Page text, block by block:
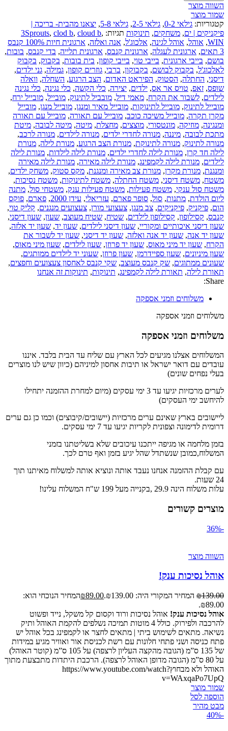
השווה מוצר
שמור מוצר
קטגוריות: גילאי 0-2 , גילאי 2-5 , גילאי 5-8 , יצאנו מהבית- בריכה |
פיקניקים | ים, משחקים, תינוקות תגיות: 3Sprouts, clod b, cloud b,
WIN
, אוהל, אוהל לגינה, אלכוג'ל, אנה ואלזה,
ארגונית חיות 100% קנבס
3 תאים
, ארגונית לעגלה, ארגונית קנבס, ארגונית תלייה, בדי קנבס, בובות,
בושם, בייבי ארגונית, בייבי טוי, בייבי קופון, בית בובות, בקבוק, בקבוק
לאלכוג'ל, בקבוק לבושם, בקבוקון, ברבי, גוזרים קופון, גמילה, גני ילדים,
דיסני, החתלה, הסטוק, הפיראט האדום, הצב הרגוע, השחלה, וואלה
שופס, זאפ, טויס אר אס, ילדים, יצירה, כלי הקשה, כלי נגינה, כלי נגינה
לילדים, לשבור את הקרח, מאמי דיל, מובביל לתינוק, מובייל, מובייל ירח,
מובייל לתינוק, מובייל לתינוקות, מובייל מאיר ומנגן, מובייל מנגן, מובייל
מקרן תקרה, מובייל משיכה כוכב, מובייל עם תאורה, מובייל עם תאורה
ומנגינה, מוזיקה, מונטסורי, מוצצים, מחצלת, מיטה, מיטה לבובה, מיטת
מתכת לבובה, מיננה, מנורה לחדרי ילדים, מנורה לילדים, מנורה לרכב,
מנורה לתינוק, מנורה לתינוקת, מנורת הצב הרגוע, מנורת לילה, מנורת
לילה חד קרן, מנורת לילה לחדרי ילדים, מנורת לילה לילדות, מנורת לילה
לילדים, מנורת לילה לקמפינג, מנורת לילה מאירה, מנורת לילה מאירה
ומנגנת, מנורת מקרן, מנורת צב מאירה ומנגנת, מקס סטוק, משחק ילדים,
משטח, משטח דיסני, משטח החתלה, משטח לתינוקות, משטח נסיכות,
משטח סול ענקי, משטח פעילות, משטח פעילות ענק, משטחי סול, מתנה
ליום הולדת, מתנות, סול, סופר פארם, עזריאלי, עידן 2000 , פארם, פוקס
הום, פיקניק, פיקניקים, צב מנגן, צעצועי מורן, צעצועים מנגנים, קליק טוי,
קנבס, קסילופון, קסילופון לילדים, שטיח, שטיח מעוצב, שעון, שעון דיסני,
שעון דיסני איכותיים ומקוריי, שעון דיסני לילדים, שעון יד, שעון יד אלזה,
שעון יד אנה, שעון יד אנה ואלזה, שעון יד דיסני, שעון יד לשבור את
הקרח, שעון יד מיני מאוס, שעון יד פרוזן, שעון לילדים, שעון מיני מאוס,
שעון מיניונים, שעון ספיידרמן, שעון פרוזן, שעוני יד לילדים ממותגים,
שעונים ממתוגים, שק קנבס מעוצב, שקי קנבס לאחסון צעצועים וחפצים,
תאורת לילה, תאורת לילה לקמפינג, תינוקות, תינוקות זה אנחנו
Share:
משלוחים וזמני אספקה
משלוחים וזמני אספקה
משלוחים וזמני אספקה
המשלוחים אצלנו מגיעים לכל הארץ עם שליח עד הבית בלבד. איננו
עובדים עם דואר ישראל או תיבות אחסון למיניהם (כיוון שיש לנו מוצרים
בעלי נפחים שונים)
לערים מרכזיות יגיעו עד 3 ימי עסקים (מיום למחרת ההזמנה יתחילו
להיחשב ימי העסקים)
ליישובים בארץ שאינם ערים מרכזיות (יישובים/קיבוצים) וכמו כן גם ערים
דרומית לדימונה וצפונית לקריות יגיעו עד 7 ימי עסקים.
בזמן מלחמה או מגיפה ייתכנו עיכובים שלא בשליטתנו בזמני
המשלוח,כמובן שנשתדל שהל יגיע בזמן ואף טרם לכך.
עם קבלת ההזמנה אנחנו נעבד אותה ונוציא אותה למשלוח מאיתנו תוך
24 שעות.
עלות משלוח הינה 29.9 ,בקנייה מעל 199 ש"ח המשלוח עלינו!
מוצרים קשורים
-36%
השווה מוצר
אוהל נסיכות ענק!
₪139.00 המחיר המקורי היה: ₪139.00. ₪89.00
המחיר הנוכחי הוא:
₪89.00.
אוהל נסיכות ענק! אוהל נסיכות ורוד וקסום קל משקל, נייד ופשוט
להרכבה ולפירוק. כולל 4 מוטות תמיכה נשלפים להקמת האוהל ותיק
נשיאה. מתאים לשימוש ביתי | מתאים לחצר או לקמפינג בכל אוהל יש
פתח כניסה ושני פתחי חלונות עם רשת לכניסת אור ואוויר מגיע במידות
של 135 ס”מ (הגובה מהקצה העליון לרצפה) על 105 ס”מ (קוטר האוהל)
על 80 ס”מ (הגובה מדופן האוהל לרצפה). הרכבת היתדות מתבצעת מתוך
האוהל ולא מבחוץhttps://www.youtube.com/watch?
v=WAxqaPo7UpQ
שמור מוצר
הוספה לסל
מבט מהיר
-40%